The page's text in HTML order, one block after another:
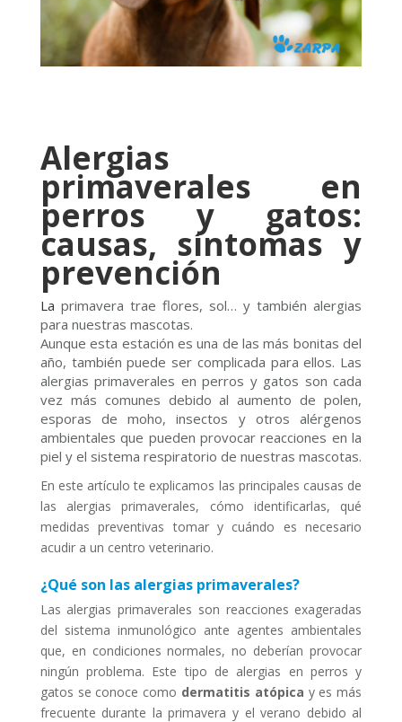
Alergias
primaverales en
perros y gatos:
causas, síntomas y
prevención
La primavera trae flores, sol… y también alergias
para nuestras mascotas.
Aunque esta estación es una de las más bonitas del
año, también puede ser complicada para ellos. Las
alergias primaverales en perros y gatos son cada
vez más comunes debido al aumento de polen,
esporas de moho, insectos y otros alérgenos
ambientales que pueden provocar reacciones en la
piel y el sistema respiratorio de nuestras mascotas.
En este artículo te explicamos las principales causas de
las alergias primaverales, cómo identificarlas, qué
medidas preventivas tomar y cuándo es necesario
acudir a un centro veterinario.
¿Qué son las alergias primaverales?
Las alergias primaverales son reacciones exageradas
del sistema inmunológico ante agentes ambientales
que, en condiciones normales, no deberían provocar
ningún problema. Este tipo de alergias en perros y
gatos se conoce como dermatitis atópica y es más
frecuente durante la primavera y el verano debido al